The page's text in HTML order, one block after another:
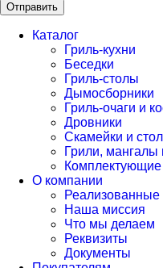
Отправить
Каталог
Гриль-кухни
Беседки
Гриль-столы
Дымосборники
Гриль-очаги и
Дровники
Скамейки и
Грили, мангалы
Комплектующие
О компании
Реализованные
Наша миссия
Что мы делаем
Реквизиты
Документы